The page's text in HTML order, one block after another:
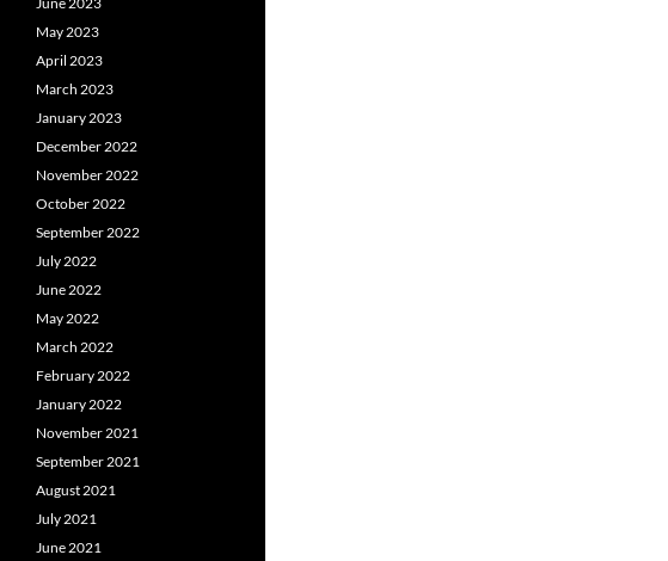
May 2023
April 2023
March 2023
January 2023
December 2022
November 2022
October 2022
September 2022
July 2022
June 2022
May 2022
March 2022
February 2022
January 2022
November 2021
September 2021
August 2021
July 2021
June 2021